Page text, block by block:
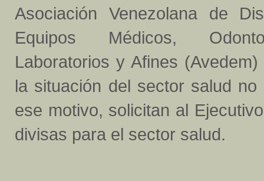
Asociación Venezolana de
Equipos Médicos,
Laboratorios y Afines
la situación del sector salud
ese motivo, solicitan al
divisas para el sector salud.